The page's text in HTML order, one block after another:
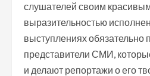
слушателей своим
выразительностью
выступлениях обязательно
представители СМИ,
и делают репортажи о его